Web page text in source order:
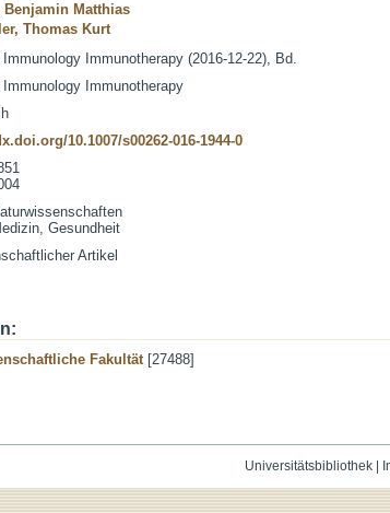
Benjamin Matthias
Thomas Kurt
Immunotherapy (2016-12-22), Bd.
Immunology Immunotherapy
10.1007/s00262-016-1944-0
Gesundheit
Artikel
Fakultät[27488]
Universitätsbibliothek|